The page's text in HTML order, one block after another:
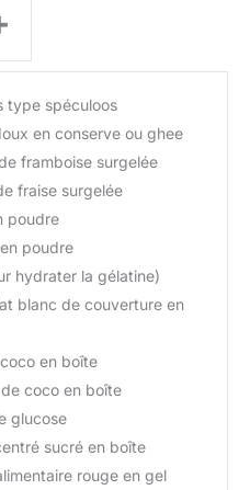
type spéculoos
en conserve ou ghee
framboise surgelée
fraise surgelée
poudre
poudre
hydrater la gélatine)
blanc de couverture en
en boîte
coco en boîte
glucose
sucré en boîte
rouge en gel